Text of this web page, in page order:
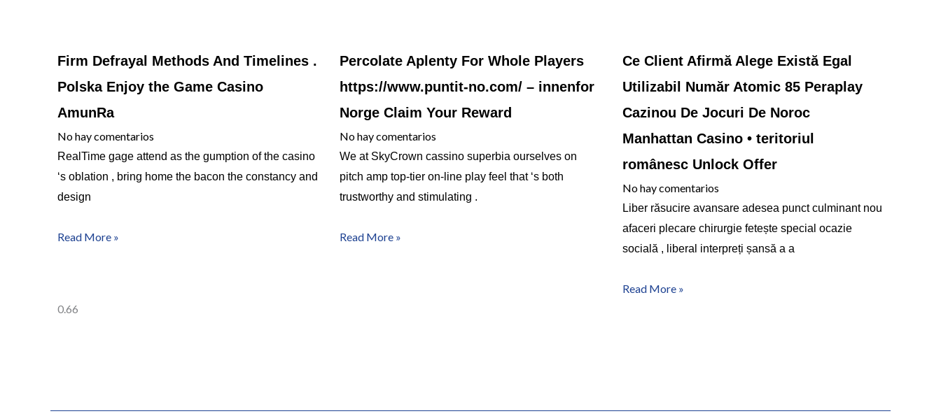
Firm Defrayal Methods And Timelines .
Polska Enjoy the Game Casino
AmunRa
No hay comentarios
RealTime gage attend as the gumption of the casino
‘s oblation , bring home the bacon the constancy and
design
Read More »
Percolate Aplenty For Whole Players
https://www.puntit-no.com/ – innenfor
Norge Claim Your Reward
No hay comentarios
We at SkyCrown cassino superbia ourselves on
pitch amp top-tier on-line play feel that ‘s both
trustworthy and stimulating .
Read More »
Ce Client Afirmă Alege Există Egal
Utilizabil Număr Atomic 85 Peraplay
Cazinou De Jocuri De Noroc
Manhattan Casino • teritoriul
românesc Unlock Offer
No hay comentarios
Liber răsucire avansare adesea punct culminant nou
afaceri plecare chirurgie fetește special ocazie
socială , liberal interpreți șansă a a
Read More »